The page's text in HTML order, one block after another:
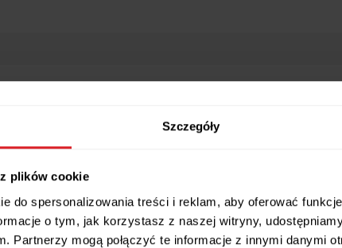
Szczegóły
plików cookie
do spersonalizowania treści i reklam, aby oferować
o tym, jak korzystasz z naszej witryny,
Partnerzy mogą połączyć te informacje z innymi danymi
do biurka 60x20 cm
drewna bambusowego, która podnosi ekran o 13,4 cm i